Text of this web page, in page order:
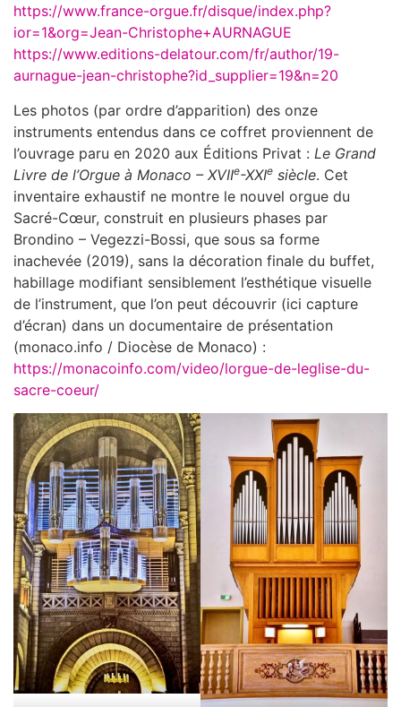
https://www.france-orgue.fr/disque/index.php?
ior=1&org=Jean-Christophe+AURNAGUE
https://www.editions-delatour.com/fr/author/19-
aurnague-jean-christophe?id_supplier=19&n=20
Les photos (par ordre d’apparition) des onze
instruments entendus dans ce coffret proviennent de
l’ouvrage paru en 2020 aux Éditions Privat : Le Grand
Livre de l’Orgue à Monaco – XVIIe-XXIe siècle. Cet
inventaire exhaustif ne montre le nouvel orgue du
Sacré-Cœur, construit en plusieurs phases par
Brondino – Vegezzi-Bossi, que sous sa forme
inachevée (2019), sans la décoration finale du buffet,
habillage modifiant sensiblement l’esthétique visuelle
de l’instrument, que l’on peut découvrir (ici capture
d’écran) dans un documentaire de présentation
(monaco.info / Diocèse de Monaco) :
https://monacoinfo.com/video/lorgue-de-leglise-du-
sacre-coeur/